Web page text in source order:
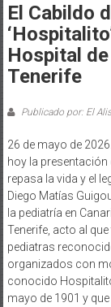
El Cabildo
Hospital
Tenerife
Publicado por: El
26 de mayo de
hoy la presentación
repasa la vida y el
Diego Matías
la pediatría en
Tenerife, acto al
pediatras
organizados con
conocido
mayo de 1901 y